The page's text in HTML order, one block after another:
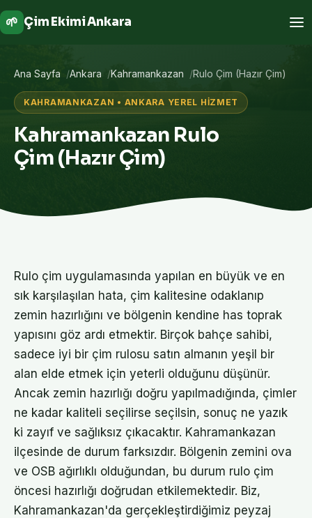
🌱 Çim Ekimi Ankara
Ana Sayfa Ankara Kahramankazan Rulo Çim (Hazır Çim)
KAHRAMANKAZAN • ANKARA YEREL HIZMET
Kahramankazan Rulo
Çim (Hazır Çim)
Rulo çim uygulamasında yapılan en büyük ve en
sık karşılaşılan hata, çim kalitesine odaklanıp
zemin hazırlığını ve bölgenin kendine has toprak
yapısını göz ardı etmektir. Birçok bahçe sahibi,
sadece iyi bir çim rulosu satın almanın yeşil bir
alan elde etmek için yeterli olduğunu düşünür.
Ancak zemin hazırlığı doğru yapılmadığında, çimler
ne kadar kaliteli seçilirse seçilsin, sonuç ne yazık
ki zayıf ve sağlıksız çıkacaktır. Kahramankazan
ilçesinde de durum farksızdır. Bölgenin zemini ova
ve OSB ağırlıklı olduğundan, bu durum rulo çim
öncesi hazırlığı doğrudan etkilemektedir. Biz,
Kahramankazan'da gerçekleştirdiğimiz peyzaj